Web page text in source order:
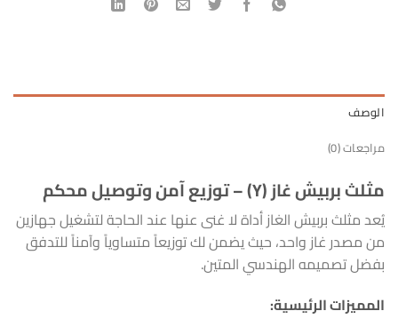
الوصف
مراجعات (0)
مثلث بربيش غاز (Y) – توزيع آمن وتوصيل محكم
يُعد مثلث بربيش الغاز أداة لا غنى عنها عند الحاجة لتشغيل جهازين
من مصدر غاز واحد، حيث يضمن لك توزيعاً متساوياً وآمناً للتدفق
بفضل تصميمه الهندسي المتين.
المميزات الرئيسية: